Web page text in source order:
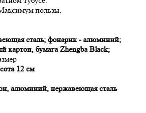
пользы.
сталь; фонарик - алюминий;
картон, бумага Zhengba Black;
12 см
алюминий, нержавеющая сталь